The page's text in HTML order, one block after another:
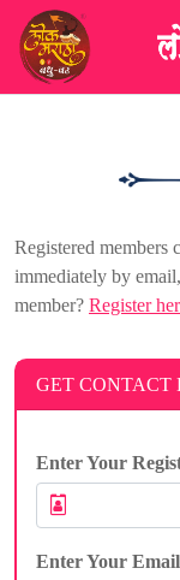
Registered members
immediately by
member? Register
GET CONTACT
Enter Your
Enter Your